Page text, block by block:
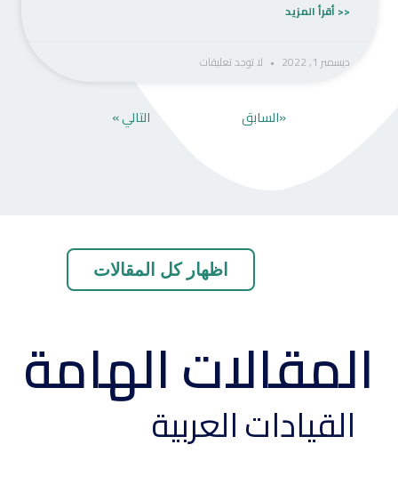
<< أقرأ المزيد
ديسمبر 1, 2022 لا توجد تعليقات
«السابق التالي »
اظهار كل المقالات
المقالات الهامة
القيادات العربية